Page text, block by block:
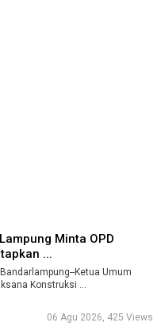
Minta OPD
Selektif Tetapkan ...
Ketua Umum
Konstruksi ...
06 Agu 2026, 425 Views